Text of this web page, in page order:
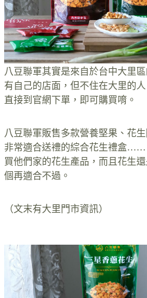
八豆聯軍其實是來自於台中大里
有自己的店面，但不住在大里的
直接到官網下單，即可購買唷。
八豆聯軍販售多款營養堅果、花
非常適合送禮的綜合花生禮盒……
買他們家的花生產品，而且花生
個再適合不過。
（文末有大里門市資訊）